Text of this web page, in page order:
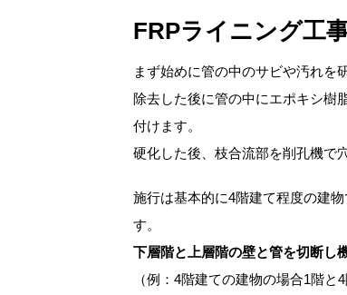
FRPライニング工
まず始めに管の中のサビや汚れを
除去した後に管の中にエポキシ樹
付けます。
硬化した後、枝合流部を削孔機で
施行は基本的に4階建て程度の建
す。
下層階と上層階の壁と管を切断し
（例：4階建ての建物の場合1階と